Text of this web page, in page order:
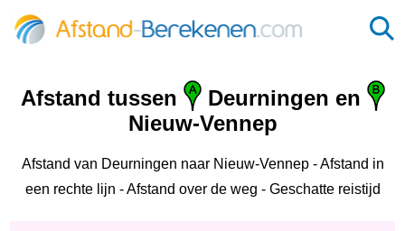
Afstand tussen
Deurningen en
Nieuw-Vennep
Afstand van Deurningen naar Nieuw-Vennep - Afstand in
een rechte lijn - Afstand over de weg - Geschatte reistijd